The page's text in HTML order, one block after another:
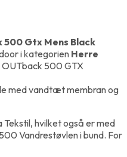
Gtx Mens Black
i kategorien Herre
OUTback 500 GTX
med vandtæt membran og
hvilket også er med
Vandrestøvlen i bund. For